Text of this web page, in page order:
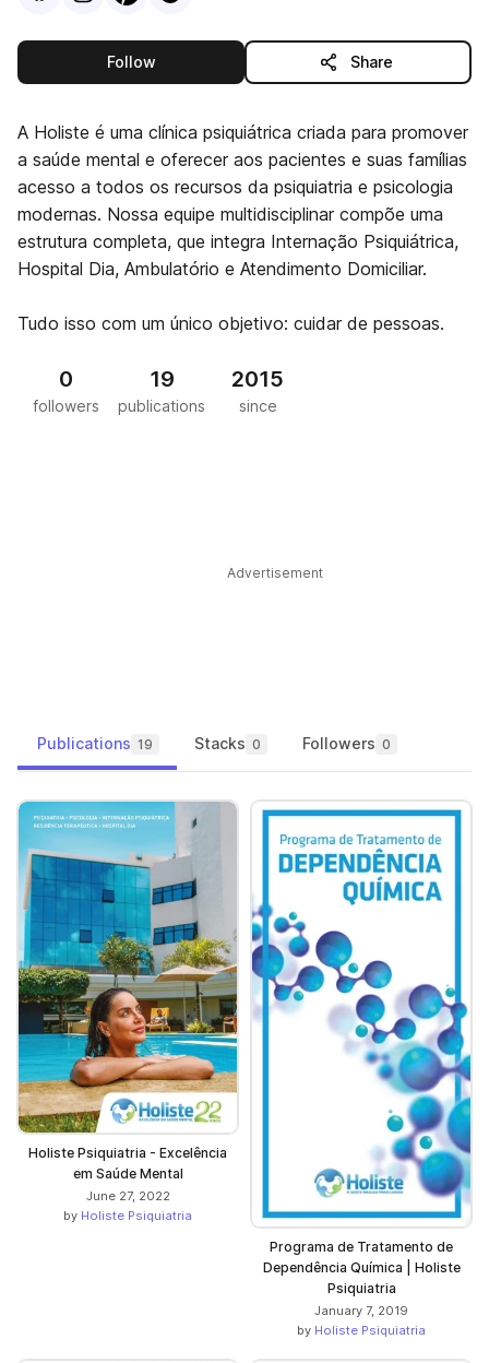
Followthis publisher Share
A Holiste é uma clínica psiquiátrica criada para promover
a saúde mental e oferecer aos pacientes e suas famílias
acesso a todos os recursos da psiquiatria e psicologia
modernas. Nossa equipe multidisciplinar compõe uma
estrutura completa, que integra Internação Psiquiátrica,
Hospital Dia, Ambulatório e Atendimento Domiciliar.
Tudo isso com um único objetivo: cuidar de pessoas.
0
followers
19
publications
2015
since
Advertisement
Publications 19 Stacks 0 Followers 0
Holiste Psiquiatria - Excelência
em Saúde Mental
June 27, 2022
by Holiste Psiquiatria
Programa de Tratamento de
Dependência Química | Holiste
Psiquiatria
January 7, 2019
by Holiste Psiquiatria